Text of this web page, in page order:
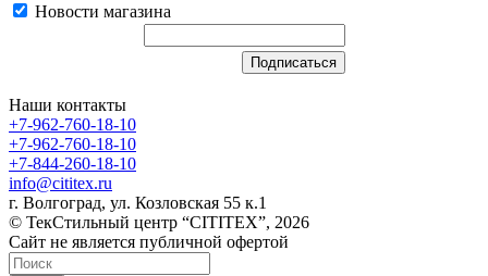
Новости магазина
Наши контакты
+7-962-760-18-10
+7-962-760-18-10
+7-844-260-18-10
info@cititex.ru
г. Волгоград, ул. Козловская 55 к.1
© ТекСтильный центр “CITITEX”, 2026
Сайт не является публичной офертой